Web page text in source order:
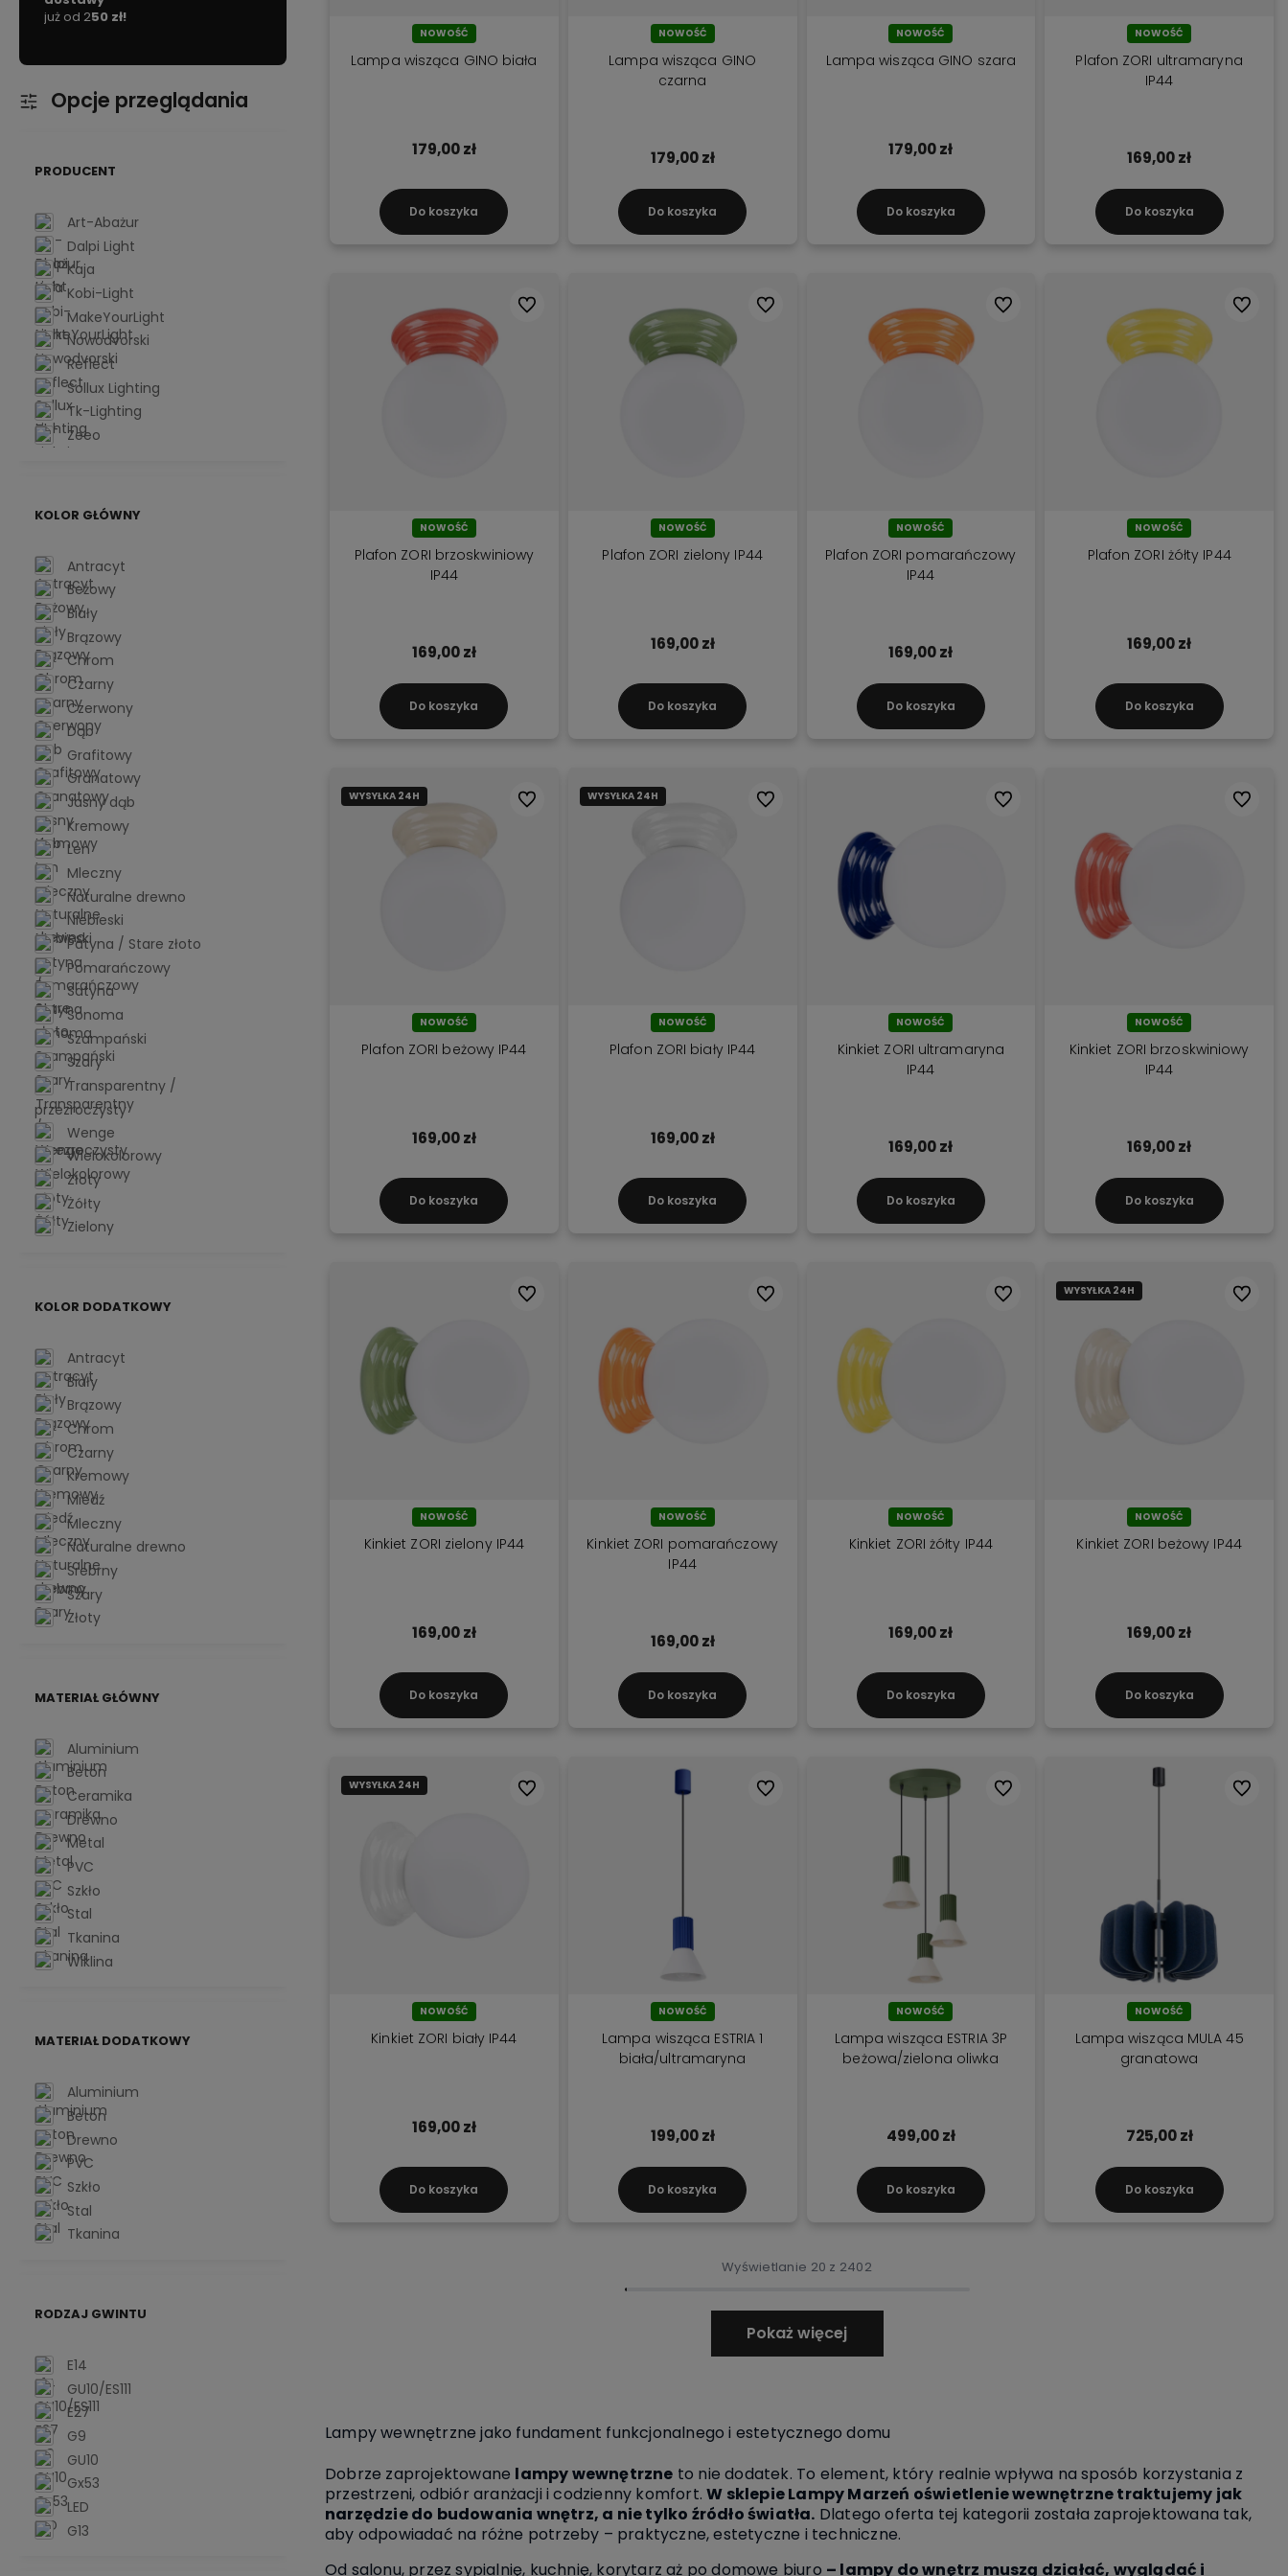
Opcje przeglądania
PRODUCENT
Art-Abażur
Dalpi Light
Kaja
Kobi-Light
MakeYourLight
Nowodvorski
Reflect
Sollux Lighting
Tk-Lighting
Zeeo
KOLOR GŁÓWNY
Antracyt
Beżowy
Biały
Brązowy
Chrom
Czarny
Czerwony
Dąb
Grafitowy
Granatowy
Jasny dąb
Kremowy
Len
Mleczny
Naturalne drewno
NIebieski
Patyna / Stare złoto
Pomarańczowy
Satyna
Sonoma
Szampański
Szary
Transparentny /
przezroczysty
Wenge
Wielokolorowy
Złoty
Żółty
Zielony
KOLOR DODATKOWY
Antracyt
Biały
Brązowy
Chrom
Czarny
Kremowy
Miedź
Mleczny
Naturalne drewno
Srebrny
Szary
Złoty
MATERIAŁ GŁÓWNY
Aluminium
Beton
Ceramika
Drewno
Metal
PVC
Szkło
Stal
Tkanina
Wiklina
MATERIAŁ DODATKOWY
Aluminium
Beton
Drewno
PVC
Szkło
Stal
Tkanina
RODZAJ GWINTU
E14
GU10/ES111
E27
G9
GU10
Gx53
LED
G13
NOWOŚĆ
Lampa wisząca GINO biała
179,00 zł
Do koszyka
NOWOŚĆ
Lampa wisząca GINO
czarna
179,00 zł
Do koszyka
NOWOŚĆ
Lampa wisząca GINO szara
179,00 zł
Do koszyka
NOWOŚĆ
Plafon ZORI ultramaryna
IP44
169,00 zł
Do koszyka
NOWOŚĆ
Plafon ZORI brzoskwiniowy
IP44
169,00 zł
Do koszyka
Do ulubionych
NOWOŚĆ
Plafon ZORI zielony IP44
169,00 zł
Do koszyka
Do ulubionych
NOWOŚĆ
Plafon ZORI pomarańczowy
IP44
169,00 zł
Do koszyka
Do ulubionych
NOWOŚĆ
Plafon ZORI żółty IP44
169,00 zł
Do koszyka
Do
NOWOŚĆ
WYSYŁKA 24H
Plafon ZORI beżowy IP44
169,00 zł
Do koszyka
Do ulubionych
NOWOŚĆ
WYSYŁKA 24H
Plafon ZORI biały IP44
169,00 zł
Do koszyka
Do ulubionych
NOWOŚĆ
Kinkiet ZORI ultramaryna
IP44
169,00 zł
Do koszyka
Do ulubionych
NOWOŚĆ
Kinkiet ZORI brzoskwiniowy
IP44
169,00 zł
Do koszyka
Do
NOWOŚĆ
Kinkiet ZORI zielony IP44
169,00 zł
Do koszyka
Do ulubionych
NOWOŚĆ
Kinkiet ZORI pomarańczowy
IP44
169,00 zł
Do koszyka
Do ulubionych
NOWOŚĆ
Kinkiet ZORI żółty IP44
169,00 zł
Do koszyka
Do ulubionych
NOWOŚĆ
WYSYŁKA 24H
Kinkiet ZORI beżowy IP44
169,00 zł
Do koszyka
Do
NOWOŚĆ
WYSYŁKA 24H
Kinkiet ZORI biały IP44
169,00 zł
Do koszyka
Do ulubionych
NOWOŚĆ
Lampa wisząca ESTRIA 1
biała/ultramaryna
199,00 zł
Do koszyka
Do ulubionych
NOWOŚĆ
Lampa wisząca ESTRIA 3P
beżowa/zielona oliwka
499,00 zł
Do koszyka
Do ulubionych
NOWOŚĆ
Lampa wisząca MULA 45
granatowa
725,00 zł
Do koszyka
Do
Wyświetlanie 20 z 2402
Pokaż więcej
Lampy wewnętrzne jako fundament funkcjonalnego i estetycznego domu
Dobrze zaprojektowane lampy wewnętrzne to nie dodatek. To element, który realnie wpływa na sposób korzystania z
przestrzeni, odbiór aranżacji i codzienny komfort.W sklepie Lampy Marzeń oświetlenie wewnętrzne traktujemy jak
narzędzie do budowania wnętrz, a nie tylko źródło światła. Dlatego oferta tej kategorii została zaprojektowana tak,
aby odpowiadać na różne potrzeby – praktyczne, estetyczne i techniczne.
Od salonu, przez sypialnię, kuchnię, korytarz aż po domowe biuro – lampy do wnętrz muszą działać, wyglądać i